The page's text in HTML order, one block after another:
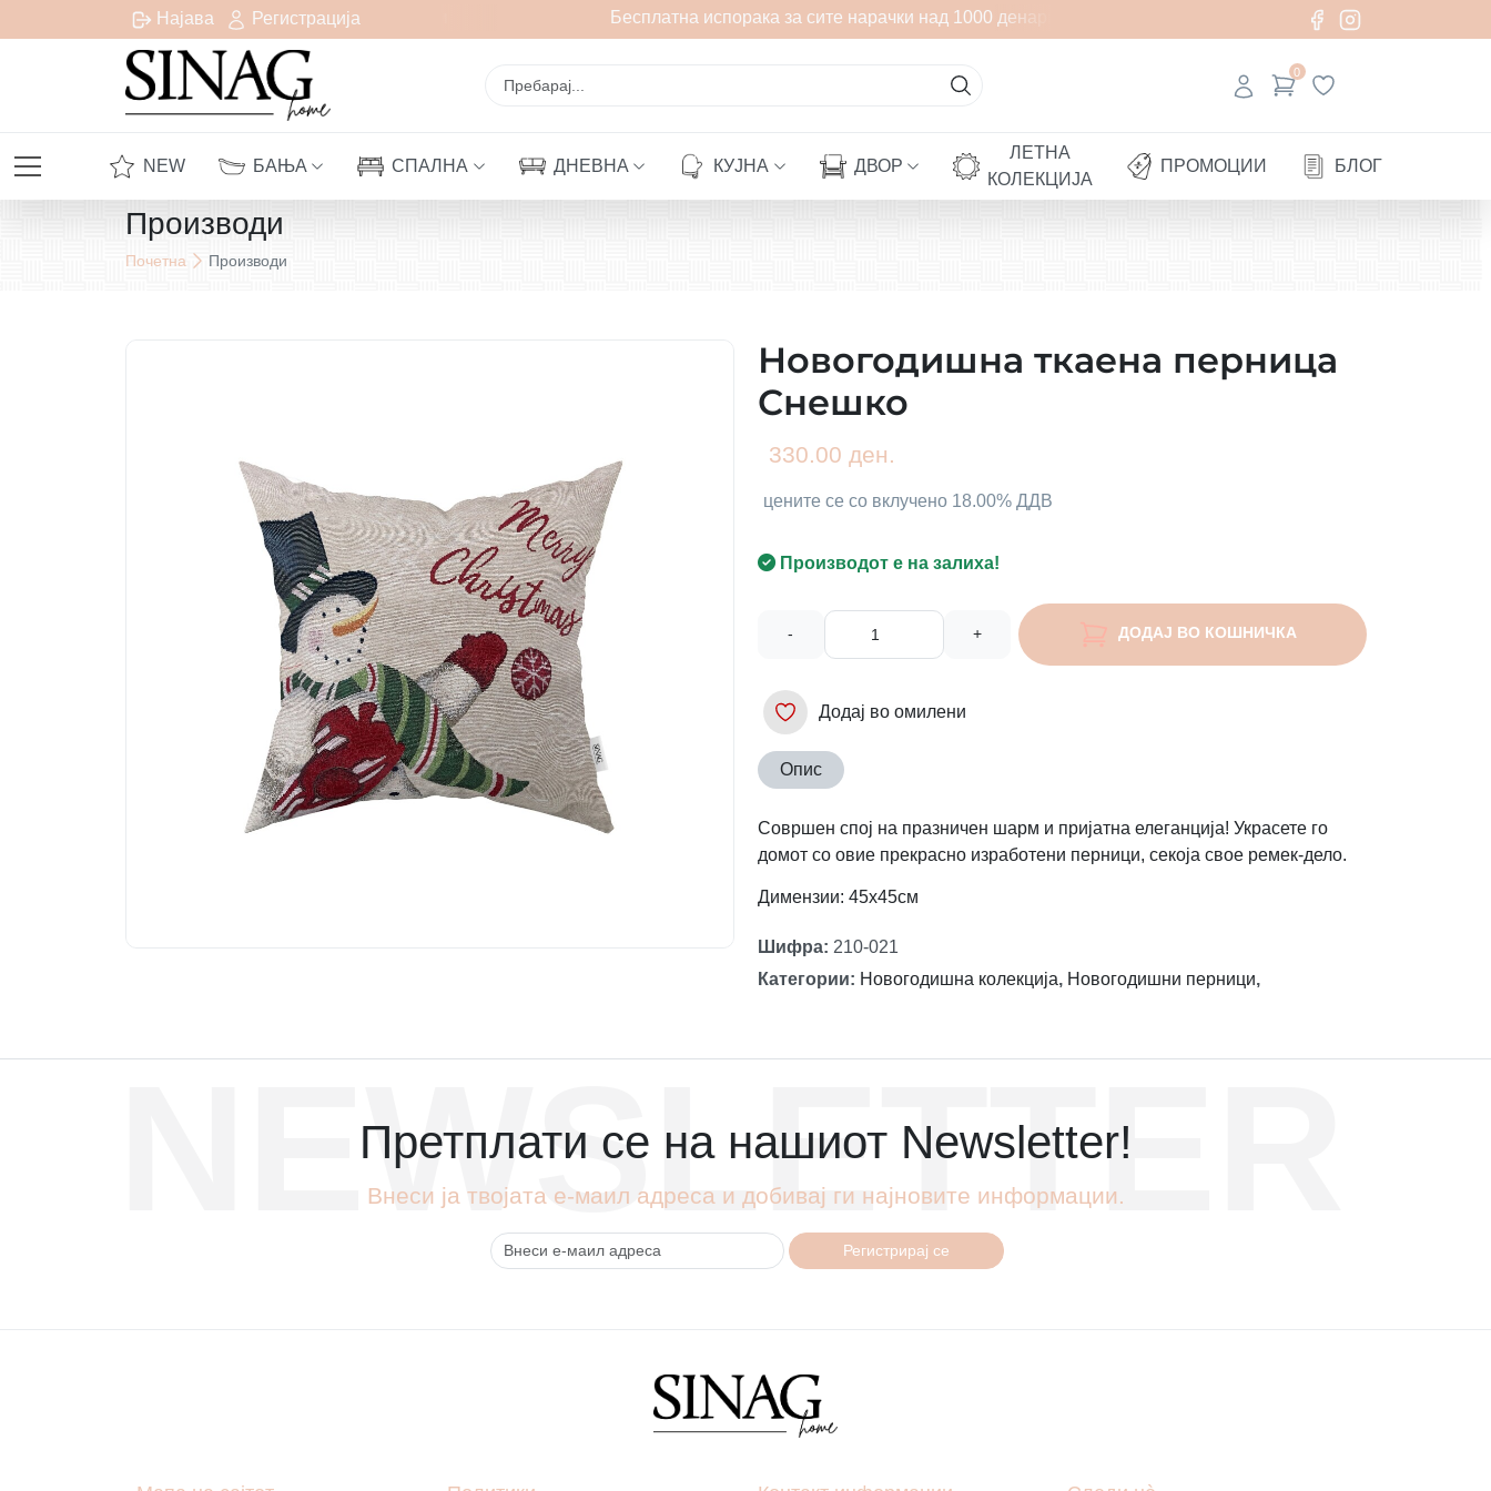
Најава Регистрација
испорака за сите нарачки над 1000 денари Бесплатна испорака за сите нарачки над 1000 денари
0
NEW БАЊА СПАЛНА ДНЕВНА КУЈНА ДВОР
ЛЕТНА
КОЛЕКЦИЈА
ПРОМОЦИИ БЛОГ
Производи
Почетна Производи
Новогодишна ткаена перница
Снешко
330.00 ден.
цените се со вклучено 18.00% ДДВ
Производот е на залиха!
- + ДОДАЈ ВО КОШНИЧКА
Додај во омилени
Опис
Совршен спој на празничен шарм и пријатна елеганција! Украсете го
домот со овие прекрасно изработени перници, секоја свое ремек-дело.
Димензии: 45x45см
Шифра: 210-021
Категории: Новогодишна колекција, Новогодишни перници,
NEWSLETTER
Претплати се на нашиот Newsletter!
Внеси ја твојата е-маил адреса и добивај ги најновите информации.
Регистрирај се